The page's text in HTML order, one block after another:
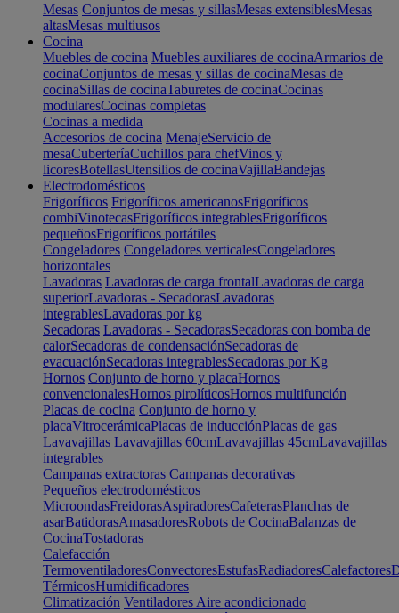
Mesas Conjuntos de mesas y sillasMesas extensiblesMesas
altasMesas multiusos
Cocina
Muebles de cocina Muebles auxiliares de cocinaArmarios de
cocinaConjuntos de mesas y sillas de cocinaMesas de
cocinaSillas de cocinaTaburetes de cocinaCocinas
modularesCocinas completas
Cocinas a medida
Accesorios de cocina MenajeServicio de
mesaCuberteríaCuchillos para chefVinos y
licoresBotellasUtensilios de cocinaVajillaBandejas
Electrodomésticos
Frigoríficos Frigoríficos americanosFrigoríficos
combiVinotecasFrigoríficos integrablesFrigoríficos
pequeñosFrigoríficos portátiles
Congeladores Congeladores verticalesCongeladores
horizontales
Lavadoras Lavadoras de carga frontalLavadoras de carga
superiorLavadoras - SecadorasLavadoras
integrablesLavadoras por kg
Secadoras Lavadoras - SecadorasSecadoras con bomba de
calorSecadoras de condensaciónSecadoras de
evacuaciónSecadoras integrablesSecadoras por Kg
Hornos Conjunto de horno y placaHornos
convencionalesHornos pirolíticosHornos multifunción
Placas de cocina Conjunto de horno y
placaVitrocerámicaPlacas de inducciónPlacas de gas
Lavavajillas Lavavajillas 60cmLavavajillas 45cmLavavajillas
integrables
Campanas extractoras Campanas decorativas
Pequeños electrodomésticos
MicroondasFreidorasAspiradoresCafeterasPlanchas de
asarBatidorasAmasadoresRobots de CocinaBalanzas de
CocinaTostadoras
Calefacción
TermoventiladoresConvectoresEstufasRadiadoresCalefactores
TérmicosHumidificadores
Climatización Ventiladores Aire acondicionado